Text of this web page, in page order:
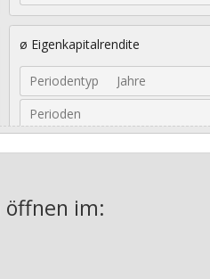
ø Eigenkapitalrendite
Periodentyp
Jahre
Perioden
Jahre
öffnen im: